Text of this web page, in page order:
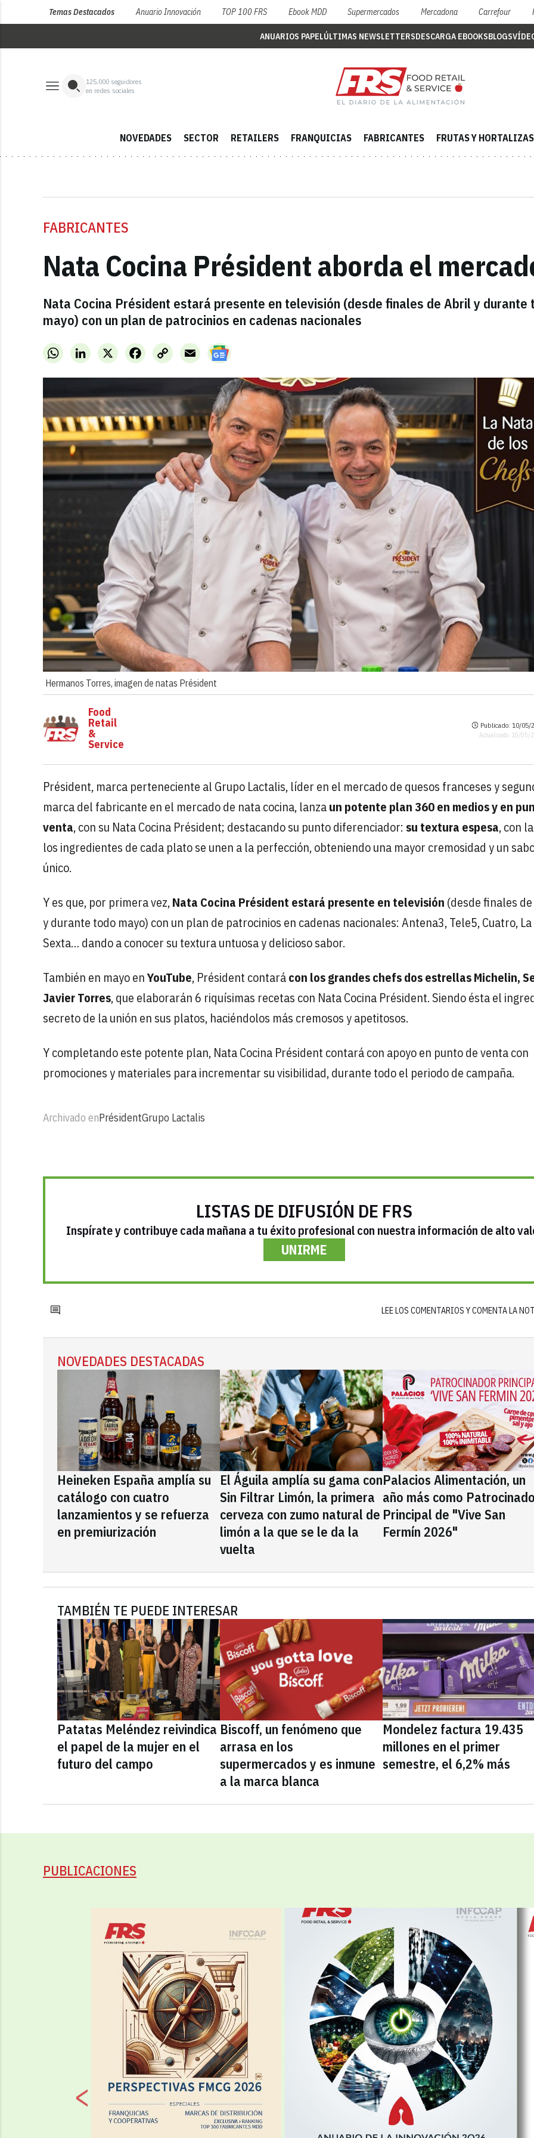
Temas Destacados Anuario Innovación TOP 100 FRS Ebook MDD Supermercados Mercadona Carrefour
ANUARIOS PAPELÚLTIMAS NEWSLETTERSDESCARGA EBOOKSBLOGS
125,000 seguidores
en redes sociales
NOVEDADES SECTOR RETAILERS FRANQUICIAS FABRICANTES FRUTAS Y HORTALIZAS
FABRICANTES
Nata Cocina Président aborda el
Nata Cocina Président estará presente en televisión (desde finales de Abril y durante
mayo) con un plan de patrocinios en cadenas nacionales
WhatsAppLinkedInX FacebookCopy
Link
Email
Hermanos Torres, imagen de natas Président
Food
Retail
&
Service
Publicado: 10/05/
Actualizado: 10/05/
Président, marca perteneciente al Grupo Lactalis, líder en el mercado de quesos franceses y
marca del fabricante en el mercado de nata cocina, lanzaun potente plan 360 en medios y en
venta, con su Nata Cocina Président; destacando su punto diferenciador: su textura espesa, con
los ingredientes de cada plato se unen a la perfección, obteniendo una mayor cremosidad y un
único.
Y es que, por primera vez,Nata Cocina Président estará presente en televisión (desde finales
y durante todo mayo) con un plan de patrocinios en cadenas nacionales: Antena3, Tele5, Cuatro, La
Sexta… dando a conocer su textura untuosa y delicioso sabor.
También en mayo enYouTube, Président contarácon los grandes chefs dos estrellas Michelin,
Javier Torres, que elaborarán 6 riquísimas recetas con Nata Cocina Président. Siendo ésta el
secreto de la unión en sus platos, haciéndolos más cremosos y apetitosos.
Y completando este potente plan, Nata Cocina Président contará con apoyo en punto de venta con
promociones y materiales para incrementar su visibilidad, durante todo el periodo de campaña.
Archivado enPrésidentGrupo Lactalis
LISTAS DE DIFUSIÓN DE FRS
Inspírate y contribuye cada mañana a tu éxito profesional con nuestra información de alto
UNIRME
LEE LOS COMENTARIOS Y COMENTA LA
NOVEDADES DESTACADAS
Heineken España amplía su
catálogo con cuatro
lanzamientos y se refuerza
en premiurización
El Águila amplía su gama con
Sin Filtrar Limón, la primera
cerveza con zumo natural de
limón a la que se le da la
vuelta
Palacios Alimentación, un
año más como
Principal de "Vive San
Fermín 2026"
TAMBIÉN TE PUEDE INTERESAR
Patatas Meléndez reivindica
el papel de la mujer en el
futuro del campo
Biscoff, un fenómeno que
arrasa en los
supermercados y es inmune
a la marca blanca
Mondelez factura 19.435
millones en el primer
semestre, el 6,2% más
PUBLICACIONES